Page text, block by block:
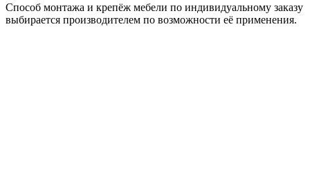
Способ монтажа и крепёж мебели по индивидуальному заказу
выбирается производителем по возможности её применения.